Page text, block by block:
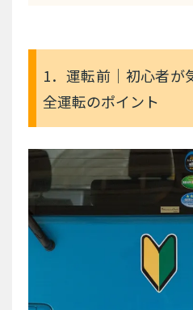
1．運転前｜初心者が
全運転のポイント